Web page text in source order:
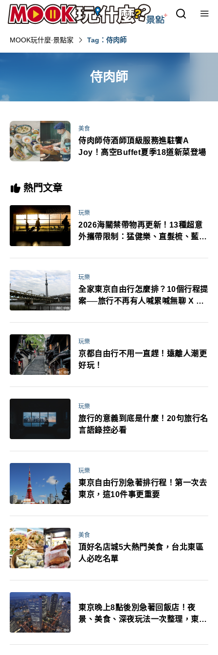
MOOK玩什麼‧景點家 Tag：侍肉師
侍肉師
美食
侍肉師侍酒師頂級服務進駐饗A
Joy！高空Buffet夏季18道新菜登場
熱門文章
玩樂
2026海關禁帶物再更新！13種超意
外攜帶限制：猛健樂、直髮梳、藍牙
萬！注意事項一次看！
玩樂
全家東京自由行怎麼排？10個行程提
案──旅行不再有人喊累喊無聊 X 爸
玩樂
京都自由行不用一直趕！遠離人潮更
好玩！
玩樂
旅行的意義到底是什麼！20句旅行名
言語錄控必看
玩樂
東京自由行別急著排行程！第一次去
東京，這10件事更重要
美食
頂好名店城5大熱門美食，台北東區
人必吃名單
東京晚上8點後別急著回飯店！夜
景、美食、深夜玩法一次整理，東京